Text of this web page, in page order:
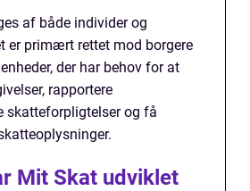
af både individer og
er primært rettet mod borgere
der har behov for at
rapportere
skatteforpligtelser og få
Mit Skat udviklet